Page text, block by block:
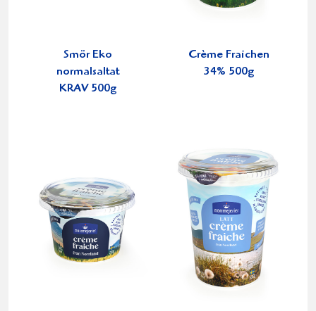
Smör Eko
normalsaltat
KRAV 500g
Crème Fraichen
34% 500g